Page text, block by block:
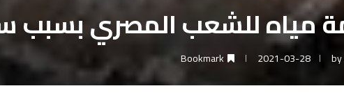
مياه للشعب المصري بسبب
by
2021-03-28
Bookmark